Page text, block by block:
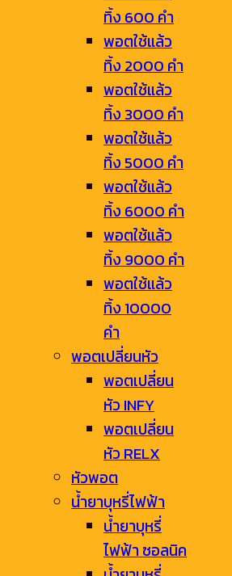
ทิ้ง 600 คำ
พอตใช้แล้ว
ทิ้ง 2000 คำ
พอตใช้แล้ว
ทิ้ง 3000 คำ
พอตใช้แล้ว
ทิ้ง 5000 คำ
พอตใช้แล้ว
ทิ้ง 6000 คำ
พอตใช้แล้ว
ทิ้ง 9000 คำ
พอตใช้แล้ว
ทิ้ง 10000
คำ
พอตเปลี่ยนหัว
พอตเปลี่ยน
หัว INFY
พอตเปลี่ยน
หัว RELX
หัวพอต
น้ำยาบุหรี่ไฟฟ้า
น้ำยาบุหรี่
ไฟฟ้า ซอลนิค